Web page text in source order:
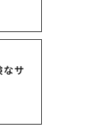
なサ